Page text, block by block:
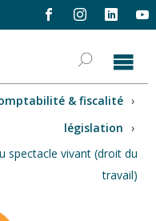
& fiscalité ›
législation ›
spectacle vivant (droit du
travail)